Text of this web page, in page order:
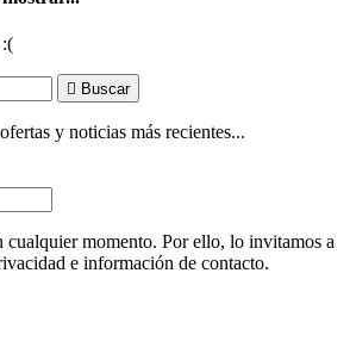
 Buscar
y noticias más recientes...
cualquier momento. Por ello, lo invitamos a
e información de contacto.